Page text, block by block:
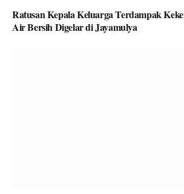
Ratusan Kepala Keluarga Terdampak
Air Bersih Digelar di Jayamulya